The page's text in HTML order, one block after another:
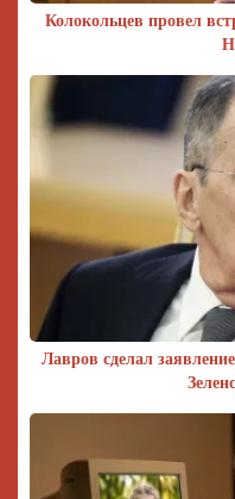
Колокольцев провел
Лавров сделал